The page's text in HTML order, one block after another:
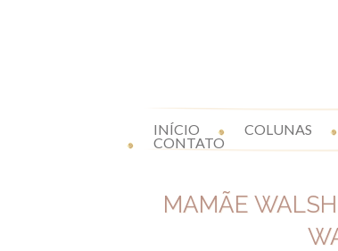
INÍCIO COLUNAS
CONTATO
MAMÃE